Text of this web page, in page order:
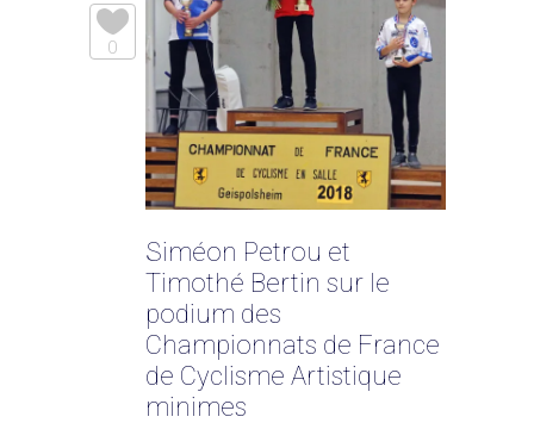
0
Siméon Petrou et
Timothé Bertin sur le
podium des
Championnats de France
de Cyclisme Artistique
minimes